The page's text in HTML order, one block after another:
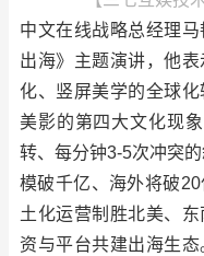
中文在线战略总经理
出海》主题演讲，他
化、竖屏美学的全球化
美影的第四大文化现
转、每分钟3-5次冲突
模破千亿、海外将破
土化运营制胜北美、
资与平台共建出海生